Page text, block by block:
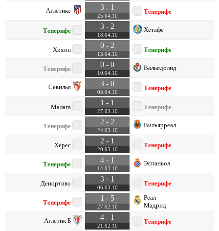
Атлетико 3 - 1
25.04.10
Тенерифе
Тенерифе
3 - 2
18.04.10
Хетафе
Хихон
0 - 2
13.04.10
Тенерифе
Тенерифе
0 - 0
10.04.10
Вальядолид
Севилья 3 - 0
03.04.10
Тенерифе
Малага
1 - 1
27.03.10
Тенерифе
Тенерифе
2 - 2
24.03.10
Вильярреал
Херес
2 - 1
20.03.10
Тенерифе
Тенерифе
4 - 1
14.03.10
Эспаньол
Депортиво
3 - 1
06.03.10
Тенерифе
Тенерифе
1 - 5
27.02.10
Реал
Мадрид
Атлетик Б 4 - 1
21.02.10
Тенерифе